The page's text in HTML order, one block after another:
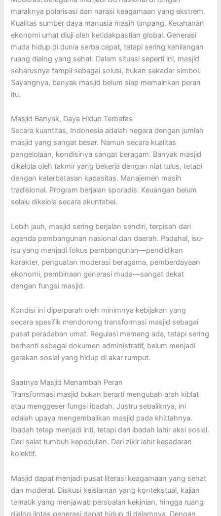
maraknya polarisasi dan narasi keagamaan yang ekstrem.
Kualitas sumber daya manusia masih timpang. Ketahanan
ekonomi umat diuji oleh ketidakpastian global. Generasi
muda hidup di dunia serba cepat, tetapi sering kehilangan
ruang dialog yang sehat. Dalam situasi seperti ini, masjid
seharusnya tampil sebagai solusi, bukan sekadar simbol.
Sayangnya, banyak masjid belum siap memainkan peran
itu.
Masjid Banyak, Daya Hidup Terbatas
Secara kuantitas, Indonesia adalah negara dengan jumlah
masjid yang sangat besar. Namun secara kualitas
pengelolaan, kondisinya sangat beragam. Banyak masjid
dikelola oleh takmir yang bekerja dengan niat tulus, tetapi
dengan keterbatasan kapasitas. Manajemen masih
tradisional. Program berjalan sporadis. Keuangan belum
selalu dikelola secara akuntabel.
Lebih jauh, masjid sering berjalan sendiri, terpisah dari
agenda pembangunan nasional dan daerah. Padahal, isu-
isu yang menjadi fokus pembangunan—pendidikan
karakter, penguatan moderasi beragama, pemberdayaan
ekonomi, pembinaan generasi muda—sangat dekat
dengan fungsi masjid.
Kondisi ini diperparah oleh minimnya kebijakan yang
secara spesifik mendorong transformasi masjid sebagai
pusat peradaban umat. Regulasi memang ada, tetapi sering
berhenti sebagai dokumen administratif, belum menjadi
gerakan sosial yang hidup di akar rumput.
Saatnya Masjid Menambah Peran
Transformasi masjid bukan berarti mengubah arah kiblat
atau menggeser fungsi ibadah. Justru sebaliknya, ini
adalah upaya mengembalikan masjid pada khittahnya.
Ibadah tetap menjadi inti, tetapi dari ibadah lahir aksi sosial.
Dari salat tumbuh kepedulian. Dari zikir lahir kesadaran
kolektif.
Masjid dapat menjadi pusat literasi keagamaan yang sehat
dan moderat. Diskusi keislaman yang kontekstual, kajian
tematik yang menjawab persoalan kekinian, hingga ruang
dialog lintas generasi dapat hidup di dalamnya. Dengan